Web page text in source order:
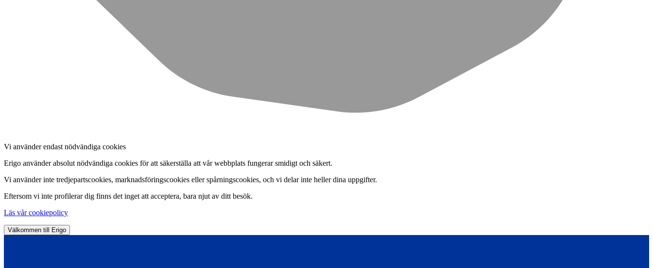
Vi använder endast nödvändiga cookies
Erigo använder absolut nödvändiga cookies för att säkerställa att vår webbplats fungerar smidigt och säkert.
Vi använder inte tredjepartscookies, marknadsföringscookies eller spårningscookies, och vi delar inte heller dina uppgifter.
Eftersom vi inte profilerar dig finns det inget att acceptera, bara njut av ditt besök.
Läs vår cookiepolicy
Välkommen till Erigo